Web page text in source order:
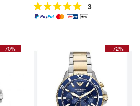
3
- 70% - 72%